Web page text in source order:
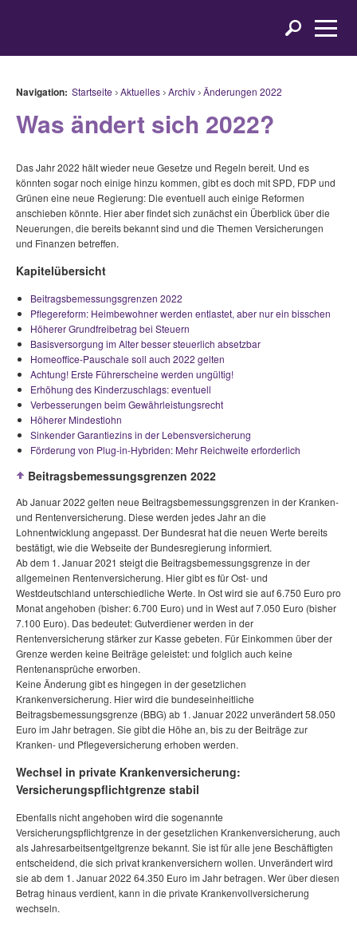
Navigation: Startseite Aktuelles Archiv Änderungen 2022
Was ändert sich 2022?
Das Jahr 2022 hält wieder neue Gesetze und Regeln bereit. Und es
könnten sogar noch einige hinzu kommen, gibt es doch mit SPD, FDP und
Grünen eine neue Regierung: Die eventuell auch einige Reformen
anschieben könnte. Hier aber findet sich zunächst ein Überblick über die
Neuerungen, die bereits bekannt sind und die Themen Versicherungen
und Finanzen betreffen.
Kapitelübersicht
Beitragsbemessungsgrenzen 2022
Pflegereform: Heimbewohner werden entlastet, aber nur ein bisschen
Höherer Grundfreibetrag bei Steuern
Basisversorgung im Alter besser steuerlich absetzbar
Homeoffice-Pauschale soll auch 2022 gelten
Achtung! Erste Führerscheine werden ungültig!
Erhöhung des Kinderzuschlags: eventuell
Verbesserungen beim Gewährleistungsrecht
Höherer Mindestlohn
Sinkender Garantiezins in der Lebensversicherung
Förderung von Plug-in-Hybriden: Mehr Reichweite erforderlich
Beitragsbemessungsgrenzen 2022
Ab Januar 2022 gelten neue Beitragsbemessungsgrenzen in der Kranken-
und Rentenversicherung. Diese werden jedes Jahr an die
Lohnentwicklung angepasst. Der Bundesrat hat die neuen Werte bereits
bestätigt, wie die Webseite der Bundesregierung informiert.
Ab dem 1. Januar 2021 steigt die Beitragsbemessungsgrenze in der
allgemeinen Rentenversicherung. Hier gibt es für Ost- und
Westdeutschland unterschiedliche Werte. In Ost wird sie auf 6.750 Euro pro
Monat angehoben (bisher: 6.700 Euro) und in West auf 7.050 Euro (bisher
7.100 Euro). Das bedeutet: Gutverdiener werden in der
Rentenversicherung stärker zur Kasse gebeten. Für Einkommen über der
Grenze werden keine Beiträge geleistet: und folglich auch keine
Rentenansprüche erworben.
Keine Änderung gibt es hingegen in der gesetzlichen
Krankenversicherung. Hier wird die bundeseinheitliche
Beitragsbemessungsgrenze (BBG) ab 1. Januar 2022 unverändert 58.050
Euro im Jahr betragen. Sie gibt die Höhe an, bis zu der Beiträge zur
Kranken- und Pflegeversicherung erhoben werden.
Wechsel in private Krankenversicherung:
Versicherungspflichtgrenze stabil
Ebenfalls nicht angehoben wird die sogenannte
Versicherungspflichtgrenze in der gesetzlichen Krankenversicherung, auch
als Jahresarbeitsentgeltgrenze bekannt. Sie ist für alle jene Beschäftigten
entscheidend, die sich privat krankenversichern wollen. Unverändert wird
sie ab dem 1. Januar 2022 64.350 Euro im Jahr betragen. Wer über diesen
Betrag hinaus verdient, kann in die private Krankenvollversicherung
wechseln.